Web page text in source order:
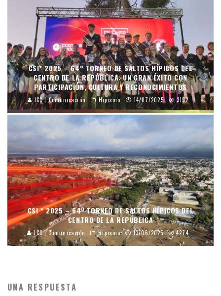
CSI* 2025 – 64° TORNEO DE SALTOS HÍPICOS DEL
CENTRO DE LA REPÚBLICA: UN GRAN ÉXITO CON
PARTICIPACIÓN, CULTURA Y RECONOCIMIENTOS
JCC | Comunicación Hipismo 14/07/2025 3192
CSI * 2025 – 64º TORNEO DE SALTOS HÍPICOS DEL
CENTRO DE LA REPÚBLICA
JCC | Comunicación Hipismo 13/06/2025 4274
UNA RESPUESTA